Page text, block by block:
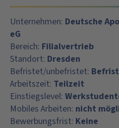
Unternehmen: Deutsche
eG
Bereich: Filialvertrieb
Standort: Dresden
Befristet/unbefristet:
Arbeitszeit: Teilzeit
Einstiegslevel:
Mobiles Arbeiten: nicht
Bewerbungsfrist: Keine